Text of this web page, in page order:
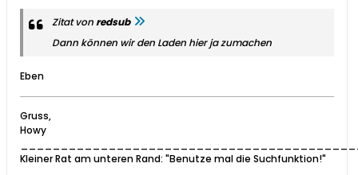
Zitat vonredsub
Dann können wir den Laden hier ja zumachen
Eben
Gruss,
Howy
Kleiner Rat am unteren Rand: "Benutze mal die Suchfunktion!"